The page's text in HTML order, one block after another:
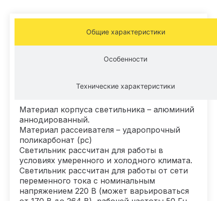
Общие характеристики
Особенности
Технические характеристики
Материал корпуса светильника – алюминий
аннодированный.
Материал рассеивателя – ударопрочный
поликарбонат (рс)
Светильник рассчитан для работы в
условиях умеренного и холодного климата.
Светильник рассчитан для работы от сети
переменного тока с номинальным
напряжением 220 В (может варьироваться